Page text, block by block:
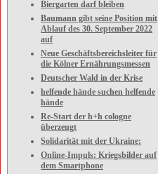
Biergarten darf bleiben
Baumann gibt seine Position mit
Ablauf des 30. September 2022
auf
Neue Geschäftsbereichsleiter für
die Kölner Ernährungsmessen
Deutscher Wald in der Krise
helfende hände suchen helfende
hände
Re-Start der h+h cologne
überzeugt
Solidarität mit der Ukraine:
Online-Impuls: Kriegsbilder auf
dem Smartphone